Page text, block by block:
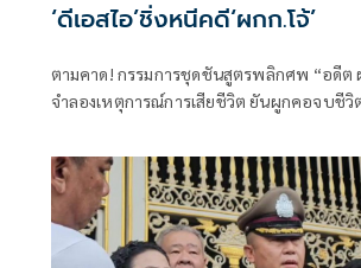
‘ดีเอสไอ’ชิ่งหนีคดี‘ผกก.โจ้’
ตามคาด! กรรมการชุดชันสูตรพลิกศพ “อดีต
จำลองเหตุการณ์การเสียชีวิต ยันผูกคอจบชีวิ